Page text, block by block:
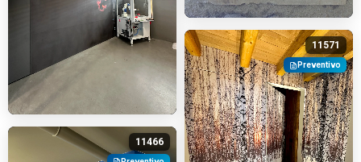
11466
11571
Preventivo